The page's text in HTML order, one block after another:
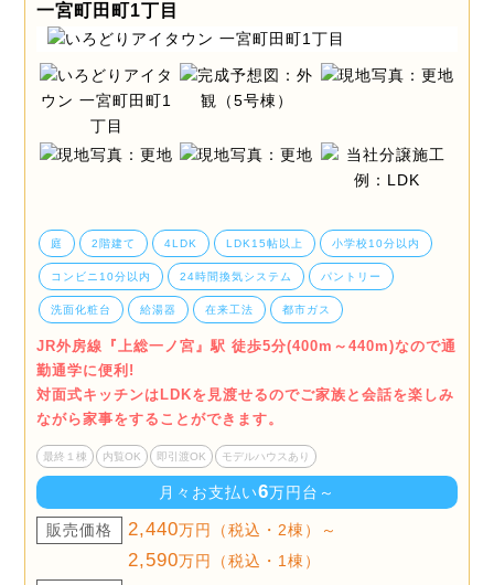
一宮町田町1丁目
庭 2階建て 4LDK LDK15帖以上 小学校10分以内
コンビニ10分以内 24時間換気システム パントリー
洗面化粧台 給湯器 在来工法 都市ガス
JR外房線『上総一ノ宮』駅 徒歩5分(400m～440m)なので通
勤通学に便利!
対面式キッチンはLDKを見渡せるのでご家族と会話を楽しみ
ながら家事をすることができます。
最終１棟 内覧OK 即引渡OK モデルハウスあり
月々お支払い6万円台～
販売価格 2,440万円（税込・2棟）～
2,590万円（税込・1棟）